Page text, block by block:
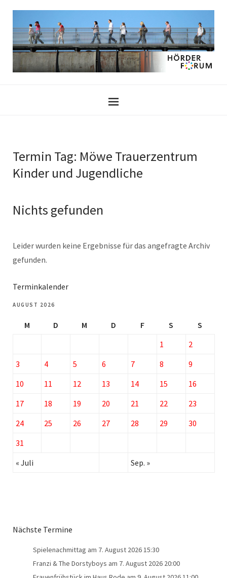
Termin Tag: Möwe Trauerzentrum
Kinder und Jugendliche
Nichts gefunden
Leider wurden keine Ergebnisse für das angefragte Archiv
gefunden.
Terminkalender
AUGUST 2026
M D M D F S
S
1
2
3
4 5 6 7 8
9
10
11 12 13 14 15
16
17
18 19 20 21 22
23
24
25 26 27 28 29
30
31
« Juli
Sep. »
Nächste Termine
Spielenachmittag am 7. August 2026 15:30
Franzi & The Dorstyboys am 7. August 2026 20:00